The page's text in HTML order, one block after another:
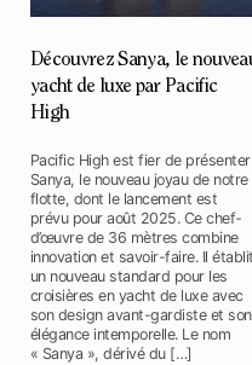
Découvrez Sanya, le
yacht de luxe par Pacific
High
Pacific High est fier de présenter
Sanya, le nouveau joyau de notre
flotte, dont le lancement est
prévu pour août 2025. Ce chef-
d’œuvre de 36 mètres combine
innovation et savoir-faire. Il établit
un nouveau standard pour les
croisières en yacht de luxe avec
son design avant-gardiste et son
élégance intemporelle. Le nom
« Sanya », dérivé du […]